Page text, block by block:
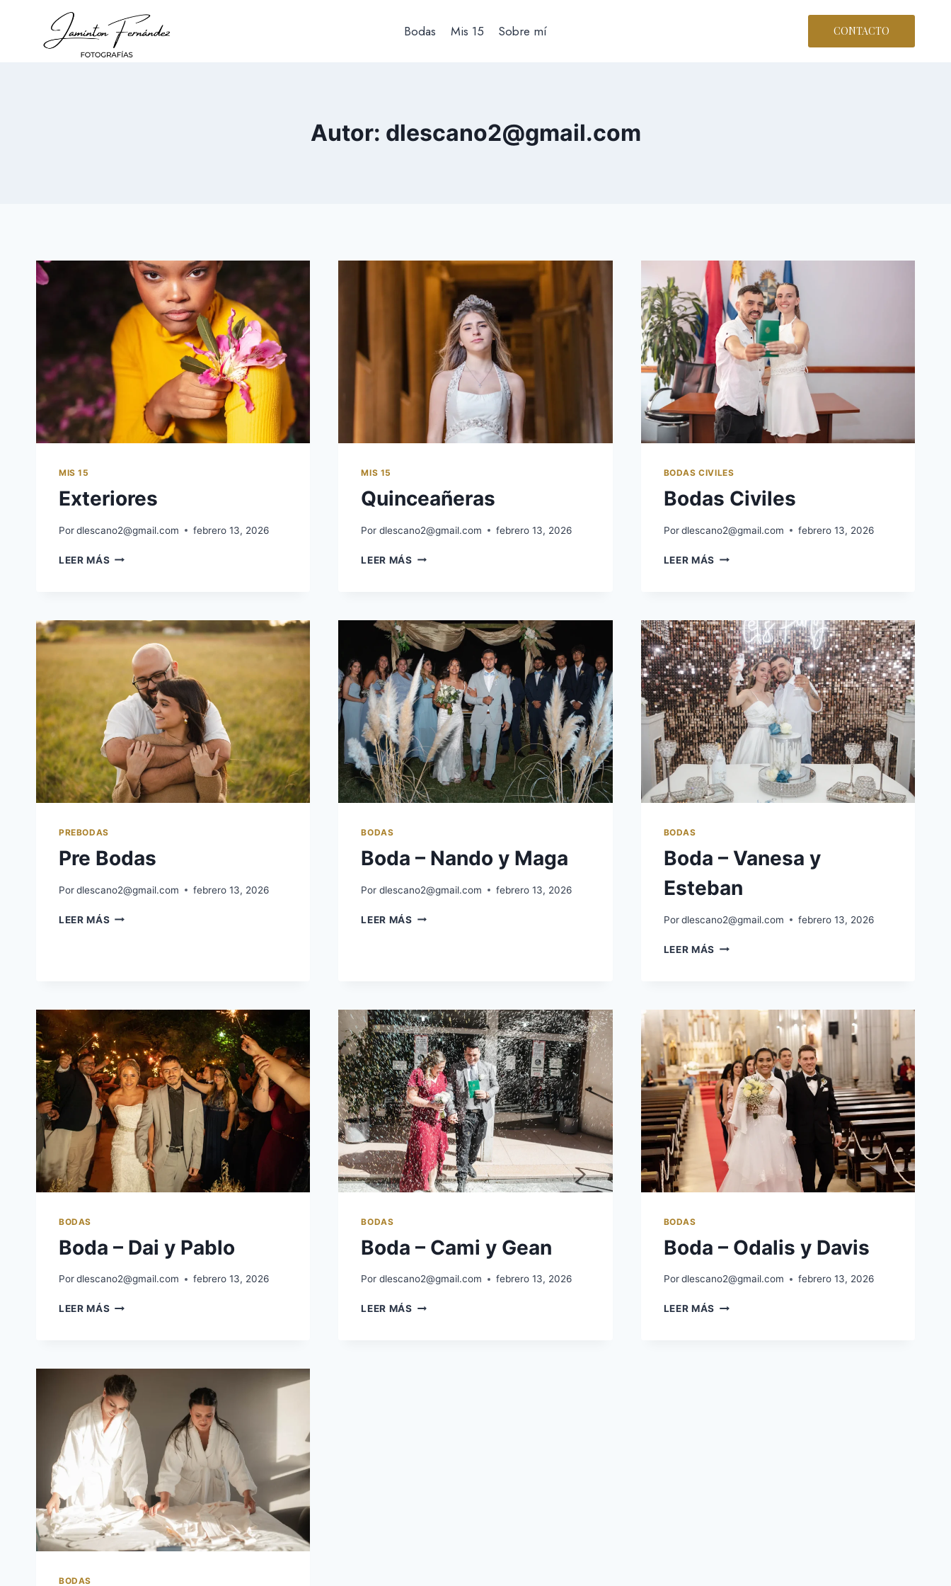
Bodas Mis 15 Sobre mí CONTACTO
Autor: dlescano2@gmail.com
MIS 15
Exteriores
Pordlescano2@gmail.com febrero 13, 2026
LEER MÁS
MIS 15
Quinceañeras
Por dlescano2@gmail.com febrero 13, 2026
LEER MÁS
BODAS CIVILES
Bodas Civiles
Por dlescano2@gmail.com febrero 13, 2026
LEER MÁS
PREBODAS
Pre Bodas
Pordlescano2@gmail.com febrero 13, 2026
LEER MÁS
BODAS
Boda – Nando y Maga
Por dlescano2@gmail.com febrero 13, 2026
LEER MÁS
BODAS
Boda – Vanesa y
Esteban
Por dlescano2@gmail.com febrero 13, 2026
LEER MÁS
BODAS
Boda – Dai y Pablo
Pordlescano2@gmail.com febrero 13, 2026
LEER MÁS
BODAS
Boda – Cami y Gean
Por dlescano2@gmail.com febrero 13, 2026
LEER MÁS
BODAS
Boda – Odalis y Davis
Por dlescano2@gmail.com febrero 13, 2026
LEER MÁS
BODAS